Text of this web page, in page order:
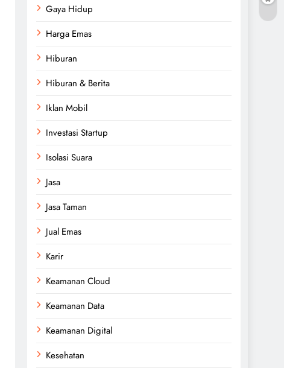
Gaya Hidup
Harga Emas
Hiburan
Hiburan & Berita
Iklan Mobil
Investasi Startup
Isolasi Suara
Jasa
Jasa Taman
Jual Emas
Karir
Keamanan Cloud
Keamanan Data
Keamanan Digital
Kesehatan